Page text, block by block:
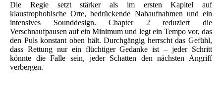
Die Regie setzt stärker als im ersten Kapitel auf
klaustrophobische Orte, bedrückende Nahaufnahmen und ein
intensives Sounddesign. Chapter 2 reduziert die
Verschnaufpausen auf ein Minimum und legt ein Tempo vor, das
den Puls konstant oben hält. Durchgängig herrscht das Gefühl,
dass Rettung nur ein flüchtiger Gedanke ist – jeder Schritt
könnte die Falle sein, jeder Schatten den nächsten Angriff
verbergen.